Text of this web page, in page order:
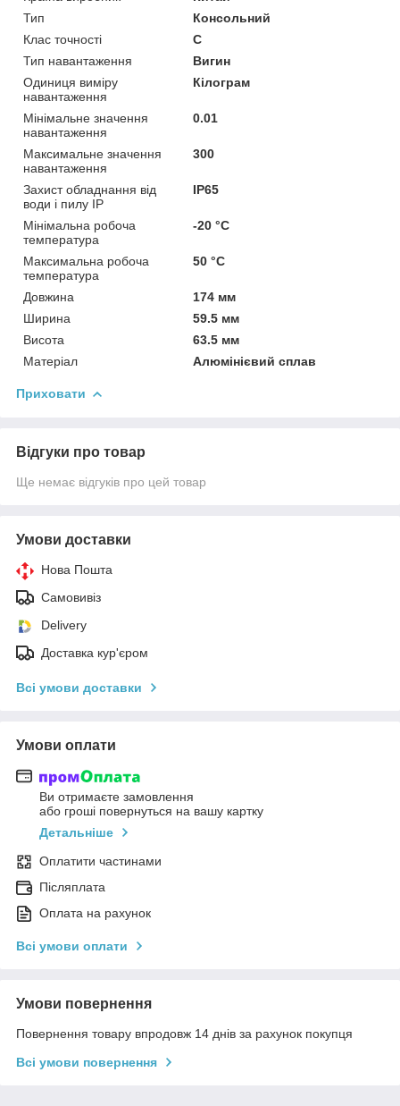
Тип
Консольний
Клас точності
C
Тип навантаження
Вигин
Одиниця виміру
навантаження
Кілограм
Мінімальне значення
навантаження
0.01
Максимальне значення
навантаження
300
Захист обладнання від
води і пилу IP
IP65
Мінімальна робоча
температура
-20 °С
Максимальна робоча
температура
50 °С
Довжина
174 мм
Ширина
59.5 мм
Висота
63.5 мм
Матеріал
Алюмінієвий сплав
Приховати
Відгуки про товар
Ще немає відгуків про цей товар
Умови доставки
Нова Пошта
Самовивіз
Delivery
Доставка кур'єром
Всі умови доставки
Умови оплати
Ви отримаєте замовлення
або гроші повернуться на вашу картку
Детальніше
Оплатити частинами
Післяплата
Оплата на рахунок
Всі умови оплати
Умови повернення
Повернення товару впродовж 14 днів за рахунок покупця
Всі умови повернення